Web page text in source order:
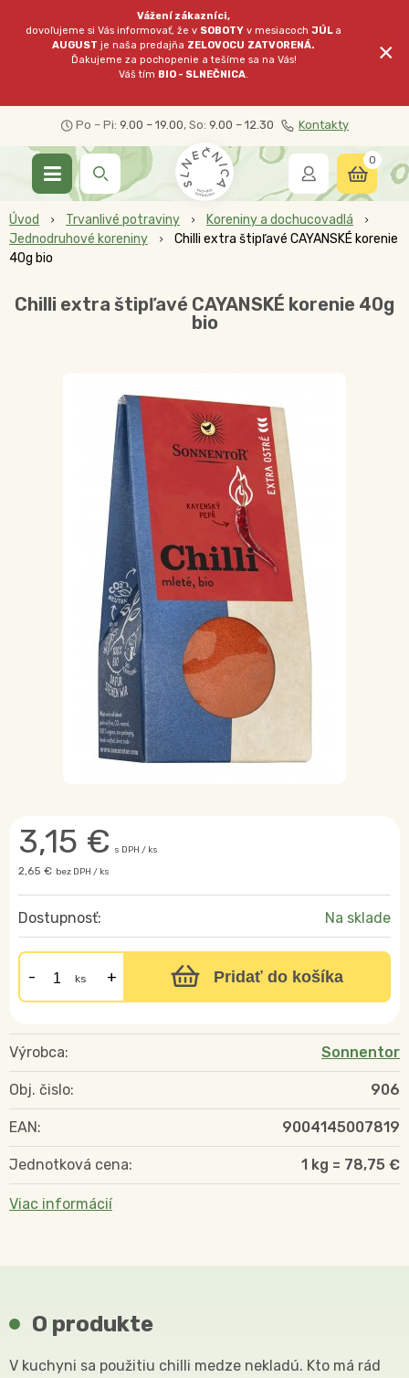
Vážení zákazníci,
dovoľujeme si Vás informovať, že v SOBOTY v mesiacochJÚL a
AUGUST je naša predajňa ZELOVOCU ZATVORENÁ.
Ďakujeme za pochopenie a tešíme sa na Vás!
Váš tím BIO - SLNEČNICA.
×
Po – Pi: 9.00 – 19.00, So: 9.00 – 12.30 Kontakty
0
Úvod Trvanlivé potraviny
Koreniny a dochucovadlá
Jednodruhové koreniny
Chilli extra štipľavé CAYANSKÉ korenie
40g bio
Chilli extra štipľavé CAYANSKÉ korenie 40g
bio
3,15 € s DPH / ks
2,65 € bez DPH / ks
Dostupnosť: Na sklade
ks Pridať do košíka
Výrobca: Sonnentor
Obj. čislo: 906
EAN: 9004145007819
Jednotková cena: 1 kg = 78,75 €
Viac informácií
O produkte
V kuchyni sa použitiu chilli medze nekladú. Kto má rád